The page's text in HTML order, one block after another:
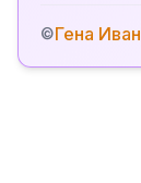
©Гена